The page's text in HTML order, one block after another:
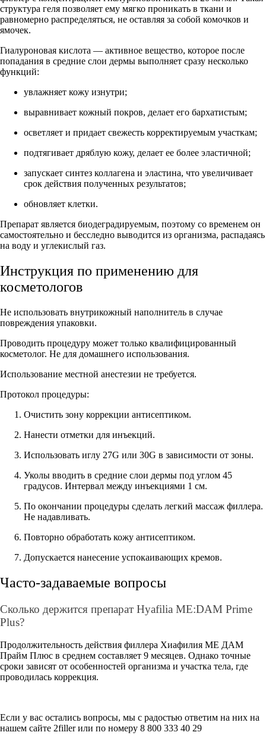
структура геля позволяет ему мягко проникать в ткани и
равномерно распределяться, не оставляя за собой комочков и
ямочек.
Гиалуроновая кислота — активное вещество, которое после
попадания в средние слои дермы выполняет сразу несколько
функций:
увлажняет кожу изнутри;
выравнивает кожный покров, делает его бархатистым;
осветляет и придает свежесть корректируемым участкам;
подтягивает дряблую кожу, делает ее более эластичной;
запускает синтез коллагена и эластина, что увеличивает
срок действия полученных результатов;
обновляет клетки.
Препарат является биодеградируемым, поэтому со временем он
самостоятельно и бесследно выводится из организма, распадаясь
на воду и углекислый газ.
Инструкция по применению для
косметологов
Не использовать внутрикожный наполнитель в случае
повреждения упаковки.
Проводить процедуру может только квалифицированный
косметолог. Не для домашнего использования.
Использование местной анестезии не требуется.
Протокол процедуры:
Очистить зону коррекции антисептиком.
Нанести отметки для инъекций.
Использовать иглу 27G или 30G в зависимости от зоны.
Уколы вводить в средние слои дермы под углом 45
градусов. Интервал между инъекциями 1 см.
По окончании процедуры сделать легкий массаж филлера.
Не надавливать.
Повторно обработать кожу антисептиком.
Допускается нанесение успокаивающих кремов.
Часто-задаваемые вопросы
Сколько держится препарат Hyafilia ME:DAM Prime
Plus?
Продолжительность действия филлера Хиафилия МЕ ДАМ
Прайм Плюс в среднем составляет 9 месяцев. Однако точные
сроки зависят от особенностей организма и участка тела, где
проводилась коррекция.
Если у вас остались вопросы, мы с радостью ответим на них на
нашем сайте 2filler или по номеру 8 800 333 40 29